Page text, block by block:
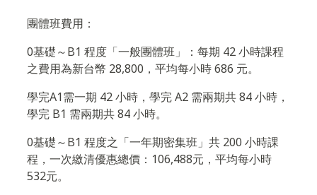
團體班費用：
0基礎～B1 程度「一般團體班」：每期 42 小時課程
之費用為新台幣 28,800，平均每小時 686 元。
學完A1需一期 42 小時，學完 A2 需兩期共 84 小時，
學完 B1 需兩期共 84 小時。
0基礎～B1 程度之「一年期密集班」共 200 小時課
程，一次繳清優惠總價：106,488元，平均每小時
532元。